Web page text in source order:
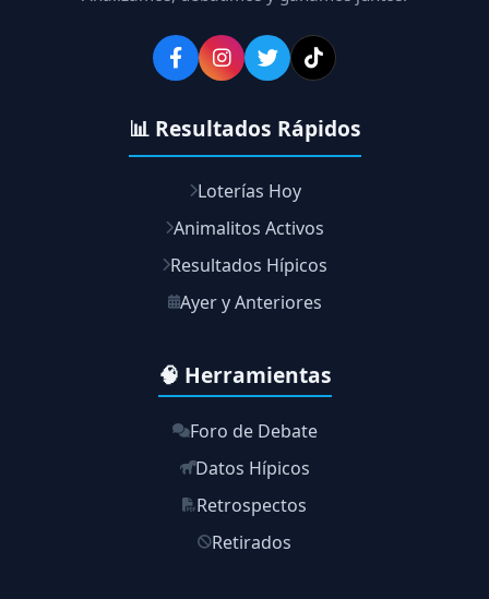
📊 Resultados Rápidos
Loterías Hoy
Animalitos Activos
Resultados Hípicos
Ayer y Anteriores
🧠 Herramientas
Foro de Debate
Datos Hípicos
Retrospectos
Retirados